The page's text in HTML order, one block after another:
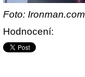
Foto: Ironman.com
Hodnocení: